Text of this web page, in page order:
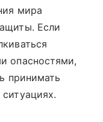
мира
Если
опасностями,
принимать